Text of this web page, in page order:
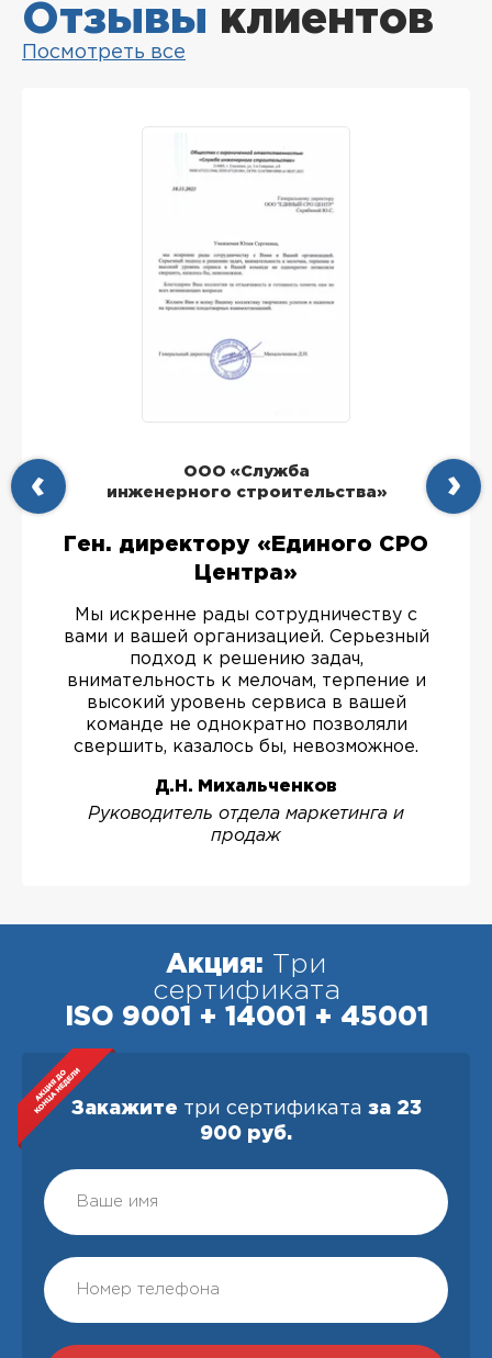
Отзывы клиентов
Посмотреть все
ООО «Служба
инженерного строительства»
Ген. директору «Единого СРО
Центра»
Мы искренне рады сотрудничеству с
вами и вашей организацией. Серьезный
подход к решению задач,
внимательность к мелочам, терпение и
высокий уровень сервиса в вашей
команде не однократно позволяли
свершить, казалось бы, невозможное.
Д.Н. Михальченков
Руководитель отдела маркетинга и
продаж
Акция: Три
сертификата
ISO 9001 + 14001 + 45001
Закажите три сертификата за 23
900 руб.